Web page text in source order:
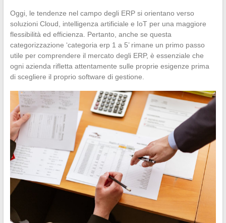
Oggi, le tendenze nel campo degli ERP si orientano verso
soluzioni Cloud, intelligenza artificiale e IoT per una maggiore
flessibilità ed efficienza. Pertanto, anche se questa
categorizzazione ‘categoria erp 1 a 5’ rimane un primo passo
utile per comprendere il mercato degli ERP, è essenziale che
ogni azienda rifletta attentamente sulle proprie esigenze prima
di scegliere il proprio software di gestione.